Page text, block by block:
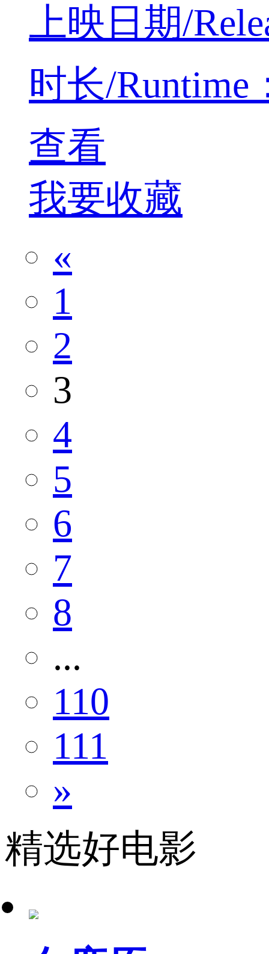
上映日期/
时长/Runtime
查看
我要收藏
«
1
2
3
4
5
6
7
8
...
110
111
»
精选好电影